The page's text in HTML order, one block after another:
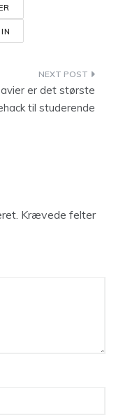
er det største
til studerende
Krævede felter